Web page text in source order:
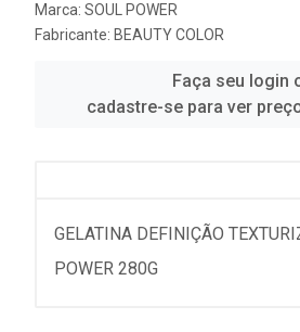
Marca: SOUL POWER
Fabricante: BEAUTY COLOR
Faça seu login
cadastre-se para ver
GELATINA DEFINIÇÃO
POWER 280G